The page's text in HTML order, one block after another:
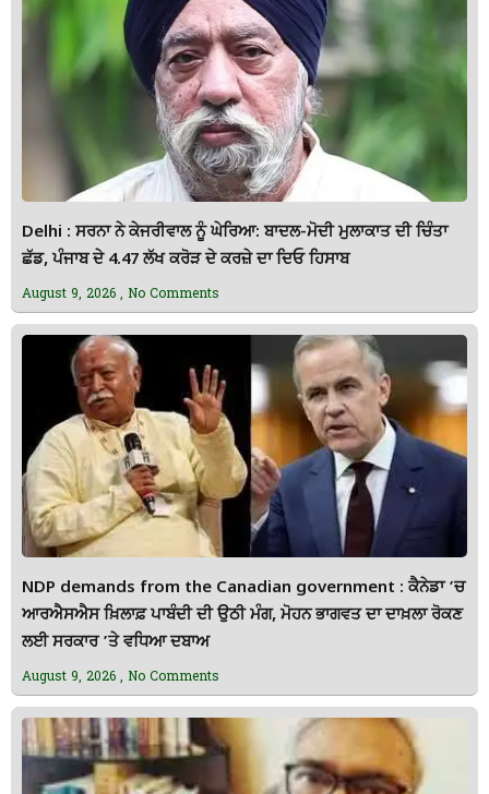
Delhi : ਸਰਨਾ ਨੇ ਕੇਜਰੀਵਾਲ ਨੂੰ ਘੇਰਿਆ: ਬਾਦਲ-ਮੋਦੀ ਮੁਲਾਕਾਤ ਦੀ ਚਿੰਤਾ
ਛੱਡ, ਪੰਜਾਬ ਦੇ 4.47 ਲੱਖ ਕਰੋੜ ਦੇ ਕਰਜ਼ੇ ਦਾ ਦਿਓ ਹਿਸਾਬ
August 9, 2026 No Comments
NDP demands from the Canadian government : ਕੈਨੇਡਾ ’ਚ
ਆਰਐਸਐਸ ਖ਼ਿਲਾਫ਼ ਪਾਬੰਦੀ ਦੀ ਉਠੀ ਮੰਗ, ਮੋਹਨ ਭਾਗਵਤ ਦਾ ਦਾਖ਼ਲਾ ਰੋਕਣ
ਲਈ ਸਰਕਾਰ ’ਤੇ ਵਧਿਆ ਦਬਾਅ
August 9, 2026 No Comments